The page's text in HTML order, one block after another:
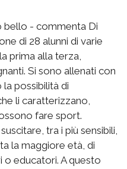
- commenta Di
di 28 alunni di varie
prima alla terza,
Si sono allenati con
possibilità di
li caratterizzano,
fare sport.
tra i più sensibili,
la maggiore età, di
educatori. A questo